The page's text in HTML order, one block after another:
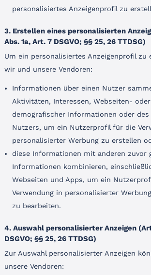
personalisiertes Anzeigenprofil zu
3. Erstellen eines personalisierten
Abs. 1a, Art. 7 DSGVO; §§ 25, 26 TTDSG)
Um ein personalisiertes Anzeigenprofil zu
wir und unsere Vendoren:
Informationen über einen Nutzer
Aktivitäten, Interessen, Webseiten-
demografischer Informationen oder
Nutzers, um ein Nutzerprofil für die
personalisierter Werbung zu erstellen
diese Informationen mit anderen zuvor
Informationen kombinieren,
Webseiten und Apps, um ein
Verwendung in personalisierter
zu bearbeiten.
4. Auswahl personalisierter Anzeigen
DSGVO; §§ 25, 26 TTDSG)
Zur Auswahl personalisierter Anzeigen
unsere Vendoren: